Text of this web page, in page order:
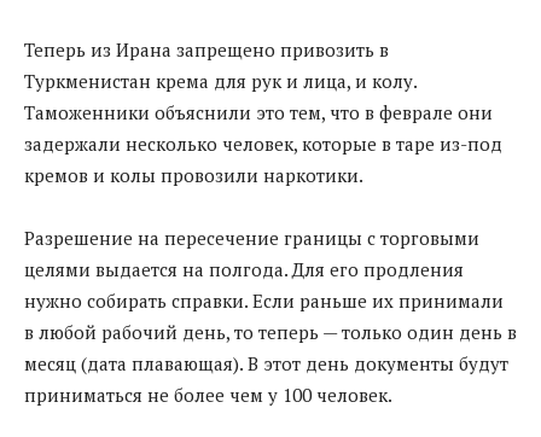
Теперь из Ирана запрещено привозить в
Туркменистан крема для рук и лица, и колу.
Таможенники объяснили это тем, что в феврале они
задержали несколько человек, которые в таре из-под
кремов и колы провозили наркотики.
Разрешение на пересечение границы с торговыми
целями выдается на полгода. Для его продления
нужно собирать справки. Если раньше их принимали
в любой рабочий день, то теперь — только один день в
месяц (дата плавающая). В этот день документы будут
приниматься не более чем у 100 человек.